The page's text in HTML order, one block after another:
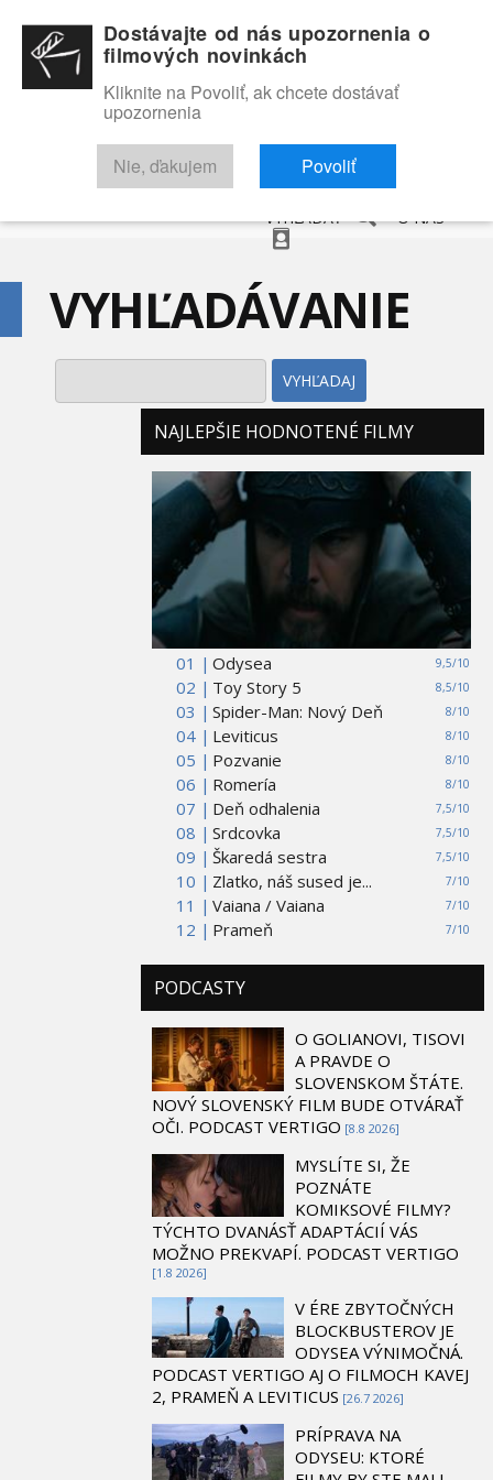
RECENZIE TRAILERY FILMOVÁ DATABÁZA
VYHĽADAŤ O NÁS
VYHĽADÁVANIE
VYHĽADAJ
NAJLEPŠIE HODNOTENÉ FILMY
01 | 9,5/10
Odysea
02 |
8,5/10
Toy Story 5
03 |
8/10
Spider-Man: Nový Deň
04 |
8/10
Leviticus
05 |
8/10
Pozvanie
06 |
8/10
Romería
07 |
7,5/10
Deň odhalenia
08 |
7,5/10
Srdcovka
09 |
7,5/10
Škaredá sestra
10 |
7/10
Zlatko, náš sused je...
11 |
7/10
Vaiana / Vaiana
12 |
7/10
Prameň
PODCASTY
O GOLIANOVI, TISOVI
A PRAVDE O
SLOVENSKOM ŠTÁTE.
NOVÝ SLOVENSKÝ FILM BUDE OTVÁRAŤ
OČI. PODCAST VERTIGO [8.8 2026]
MYSLÍTE SI, ŽE
POZNÁTE
KOMIKSOVÉ FILMY?
TÝCHTO DVANÁSŤ ADAPTÁCIÍ VÁS
MOŽNO PREKVAPÍ. PODCAST VERTIGO
[1.8 2026]
V ÉRE ZBYTOČNÝCH
BLOCKBUSTEROV JE
ODYSEA VÝNIMOČNÁ.
PODCAST VERTIGO AJ O FILMOCH KAVEJ
2, PRAMEŇ A LEVITICUS [26.7 2026]
PRÍPRAVA NA
ODYSEU: KTORÉ
Dostávajte od nás upozornenia o
filmových novinkách
Kliknite na Povoliť, ak chcete dostávať
upozornenia
Nie, ďakujem Povoliť